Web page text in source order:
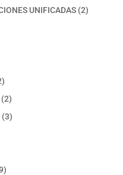
UNIFICADAS 22
12
productos
22
productos
33
9